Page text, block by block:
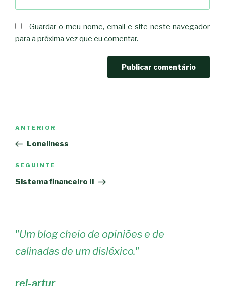
Guardar o meu nome, email e site neste navegador
para a próxima vez que eu comentar.
artigos
Conteúdo
anterior
ANTERIOR
Loneliness
Conteúdo
seguinte
SEGUINTE
Sistema financeiro II
"Um blog cheio de opiniões e de
calinadas de um disléxico."